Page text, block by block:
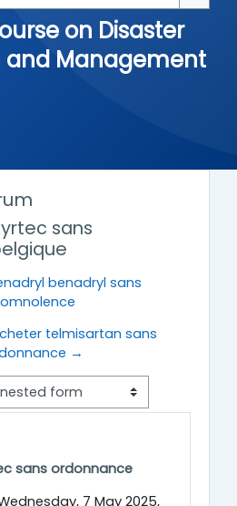
on Disaster
and Management
sans
benadryl sans
telmisartan sans
→
sans ordonnance
7 May 2025,
0